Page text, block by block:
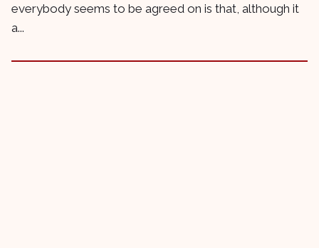
everybody seems to be agreed on is that, although it
a...